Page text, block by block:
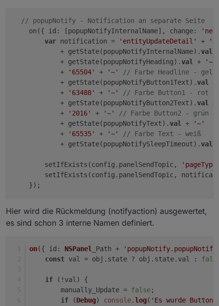
Hoffen wir mal das
Armilar
beantworten kann.
LG
thx, dann werde ich mal schauen, wie ich das
popup anzeigen lassen kann, auch wenn ich
auf dem display am navigieren bin. sind das
die gleichen datenpunkte wie für das popup
im ruhebildschirm?
Das sind die Datenpunte in dem Pfad:
0_userdata.0.NSPanel.1.popupNotify
// popupNotify - Notification an separate Seite
    on({ id: [popupNotifyInternalName], change:
'ne'
var notification = 'entityUpdateDetail' +
            + getState(popupNotifyInternalName).
val
            + getState(popupNotifyHeading).
val +
'~'
            +
'65504' + '~'
// Farbe Headline - gelb
            + getState(popupNotifyButton1Text).
val
            +
'63488' + '~'
// Farbe Button1 - rot
            + getState(popupNotifyButton2Text).
val
            +
'2016' + '~'
// Farbe Button2 - grün
            + getState(popupNotifyText).
val +
'~'
            +
'65535' + '~'
// Farbe Text - weiß
            + getState(popupNotifySleepTimeout).
val
        setIfExists(config.panelSendTopic,
setIfExists(config.panelSendTopic,
Hier wird die Rückmeldung (notifyaction) ausgewertet,
es sind schon 3 interne Namen definiert.
on({ id : NSPanel _Path +
const val = obj. state ? obj. state. val :
if (!val) {
        manually_Update =
false;
if (Debug) console.log( 'Es wurde